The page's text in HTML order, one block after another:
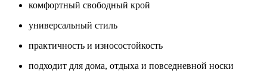
комфортный свободный крой
универсальный стиль
практичность и износостойкость
подходит для дома, отдыха и повседневной носки